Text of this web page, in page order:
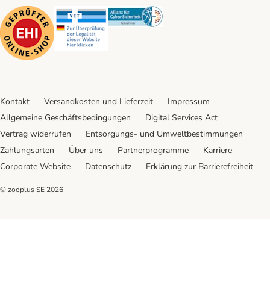
Security Security Security
Kontakt Versandkosten und Lieferzeit
Impressum
Allgemeine Geschäftsbedingungen
Digital Services Act
Vertrag widerrufen
Entsorgungs- und Umweltbestimmungen
Zahlungsarten
Über uns Partnerprogramme
Karriere
Corporate Website
Datenschutz Erklärung zur Barrierefreiheit
© zooplus SE 2026